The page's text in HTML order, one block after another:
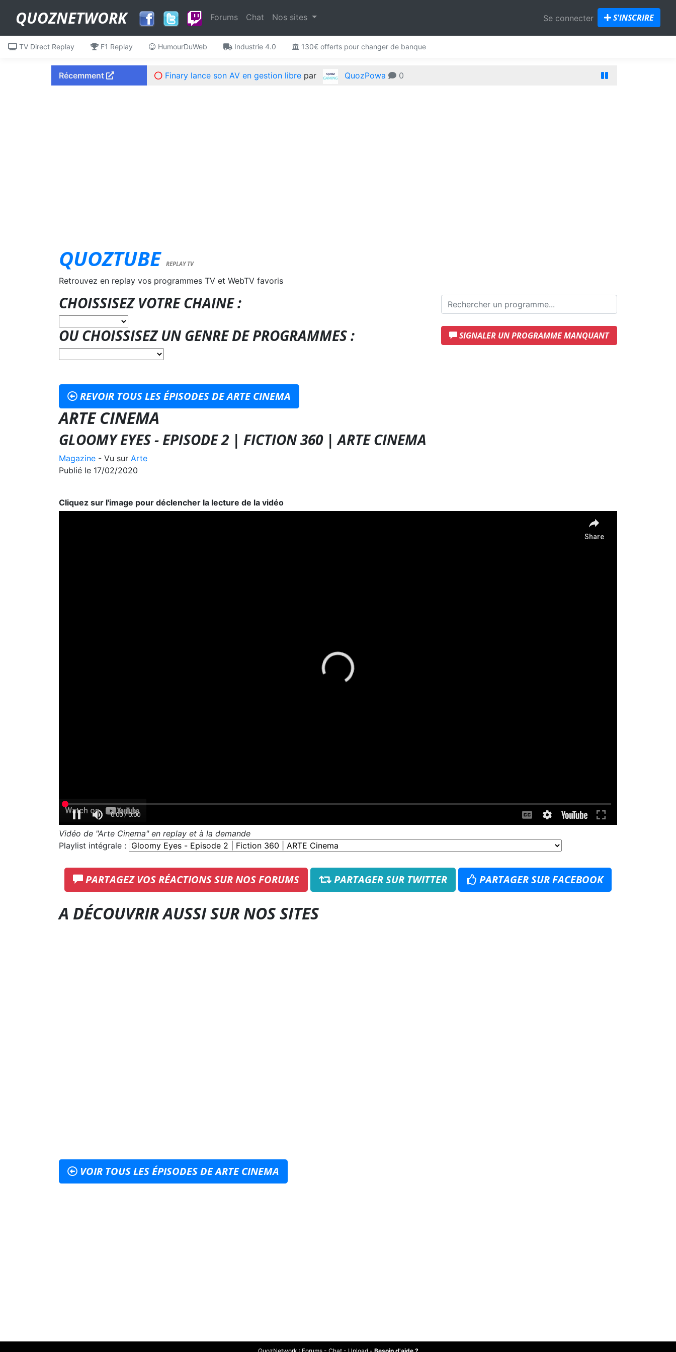
QUOZNETWORK Forums Chat Nos sites Se connecter S'INSCRIRE
TV Direct Replay F1 Replay HumourDuWeb Industrie 4.0 130€ offerts pour changer de banque
Récemment Finary lance son AV en gestion libre par QuozPowa 0
QUOZTUBE REPLAY TV
Retrouvez en replay vos programmes TV et WebTV favoris
CHOISSISEZ VOTRE CHAINE :
OU CHOISSISEZ UN GENRE DE PROGRAMMES :
SIGNALER UN PROGRAMME MANQUANT
REVOIR TOUS LES ÉPISODES DE ARTE CINEMA
ARTE CINEMA
GLOOMY EYES - EPISODE 2 | FICTION 360 | ARTE CINEMA
Magazine - Vu sur Arte
Publié le 17/02/2020
Cliquez sur l'image pour déclencher la lecture de la vidéo
Vidéo de "Arte Cinema" en replay et à la demande
Playlist intégrale :
PARTAGEZ VOS RÉACTIONS SUR NOS FORUMS PARTAGER SUR TWITTER PARTAGER SUR FACEBOOK
A DÉCOUVRIR AUSSI SUR NOS SITES
VOIR TOUS LES ÉPISODES DE ARTE CINEMA